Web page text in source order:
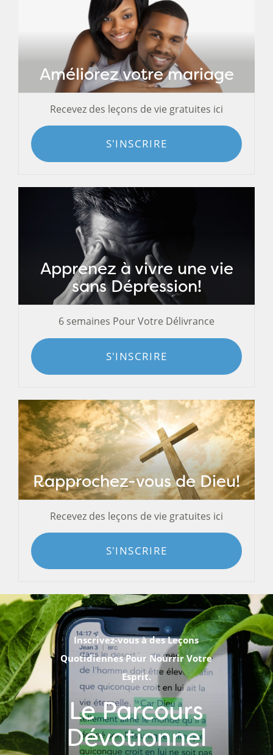
Améliorez votre mariage
Recevez des leçons de vie gratuites ici
S'INSCRIRE
Apprenez à vivre une vie
sans Dépression!
6 semaines Pour Votre Délivrance
S'INSCRIRE
Rapprochez-vous de Dieu!
Recevez des leçons de vie gratuites ici
S'INSCRIRE
Inscrivez-vous à des Leçons
Quotidiennes Pour Nourrir Votre
Esprit.
Le Parcours
Dévotionnel